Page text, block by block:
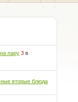
пару 3 в
вторые блюда